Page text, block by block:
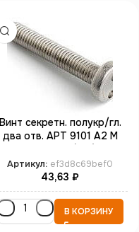
Винт секретн. полукр/гл.
два отв. АРТ 9101 А2 M
Артикул: ef3d8c69bef0
43,63 ₽
В КОРЗИНУ